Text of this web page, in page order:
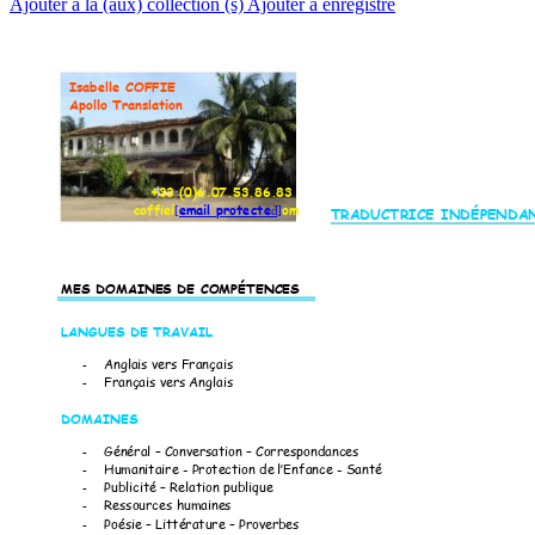
TRADUCTRICE INDÉP
MES DOMAINES DE COMPÉTENCES
LANGUES DE TRAVAIL
- Anglais vers Français
- Français vers Anglais
DOMAINES
- Général – Conversation – Correspondances
- Humanitaire - Protection de l’Enfance - Santé
- Publicité – Relation publique
- Ressources humaines
- Poésie – Littérature – Proverbes
Isabelle COFFIE
Apollo Translation
             +33
(0)6.07.53.86.83
          coffiei
[email protected]om